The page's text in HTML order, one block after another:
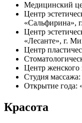
Медицинский
Центр
«Сальфирина»,
Центр
«Лесанте», г.
Центр
Центр женского
Студия
Открытие года:
Красота